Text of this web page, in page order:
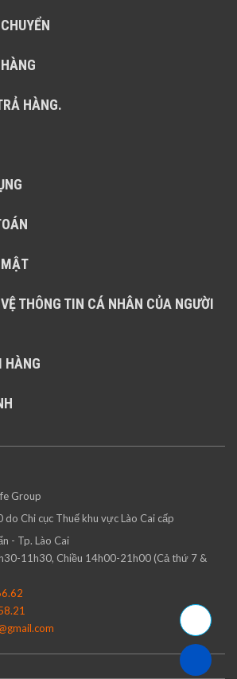
HÀNG.
THÔNG TIN CÁ NHÂN CỦA NGƯỜI
HÀNG
Group
Chi cục Thuế khu vực Lào Cai cấp
- Tp. Lào Cai
11h30, Chiều 14h00-21h00 (Cả thứ 7 &